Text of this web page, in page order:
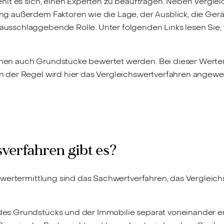
außerdem Faktoren wie die Lage, der Ausblick, die
Rolle. Unter folgenden Links lesen
auch Grundstücke bewertet werden. Bei dieser
Regel wird hier das Vergleichswertverfahren
gibt es?
sind das Sachwertverfahren, das
Grundstücks und der Immobilie separat voneinander